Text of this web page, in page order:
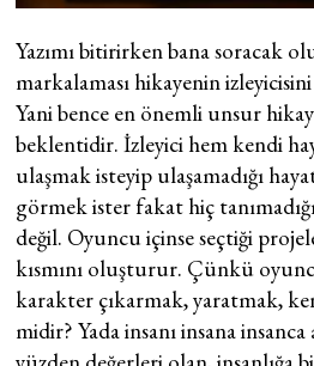
Yazımı bitirirken bana soracak
markalaması hikayenin
Yani bence en önemli unsur
beklentidir. İzleyici hem kendi
ulaşmak isteyip ulaşamadığı
görmek ister fakat hiç
değil. Oyuncu içinse seçtiği
kısmını oluşturur. Çünkü
karakter çıkarmak, yaratmak,
midir? Yada insanı insana